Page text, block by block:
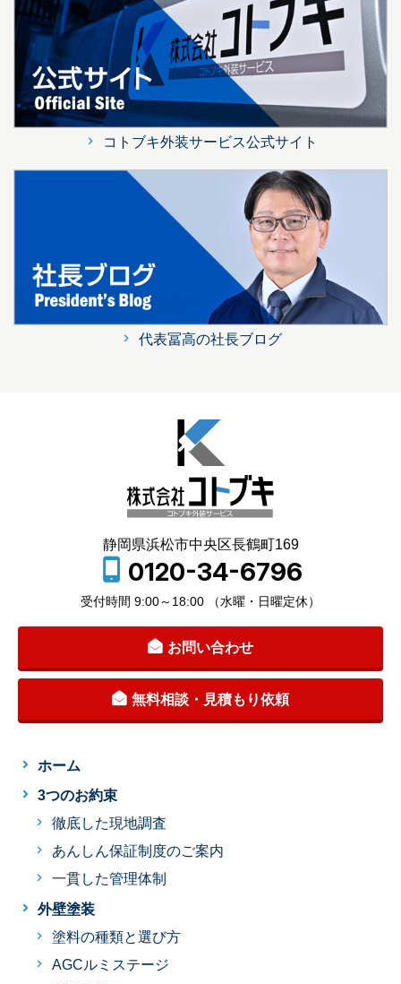
コトブキ外装サービス公式サイト
代表冨高の社長ブログ
静岡県浜松市中央区長鶴町169
0120-34-6796
受付時間 9:00～18:00 （水曜・日曜定休）
お問い合わせ
無料相談・見積もり依頼
ホーム
3つのお約束
徹底した現地調査
あんしん保証制度のご案内
一貫した管理体制
外壁塗装
塗料の種類と選び方
AGCルミステージ